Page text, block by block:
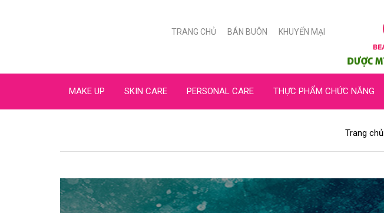
TRANG CHỦ BÁN BUÔN KHUYẾN MẠI
MAKE UP SKIN CARE PERSONAL CARE THỰC PHẨM CHỨC NĂNG
Trang chủ